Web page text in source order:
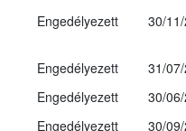
Engedélyezett 30/
Engedélyezett
31/
Engedélyezett
30/
Engedélyezett
30/